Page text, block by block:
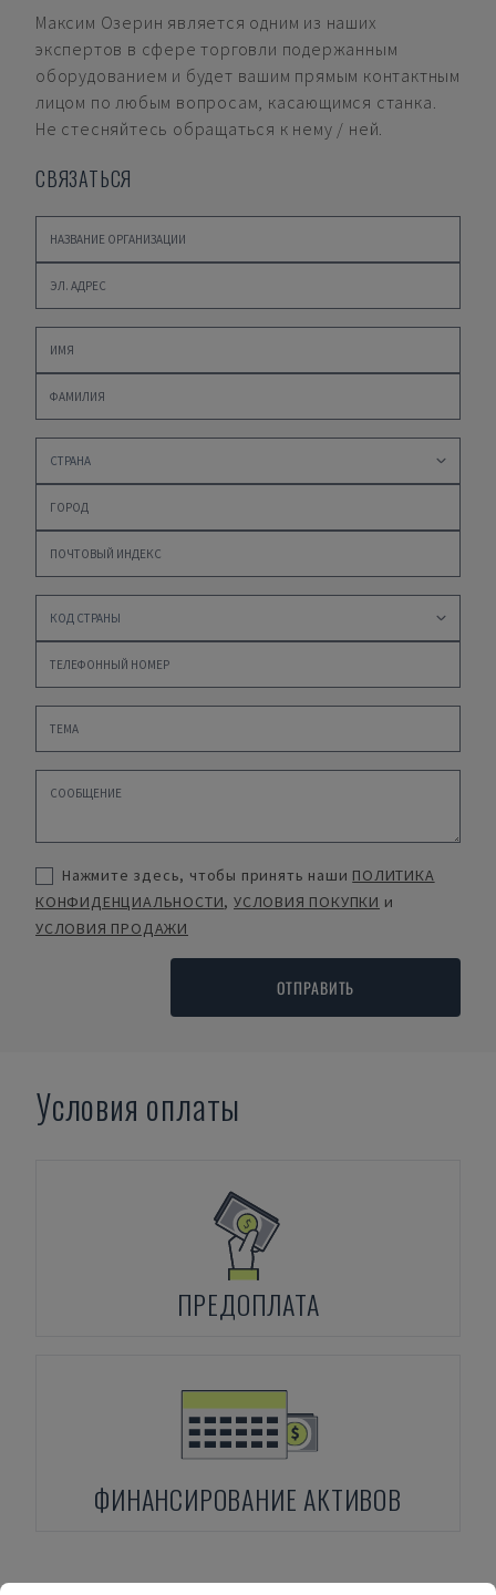
Максим Озерин является одним из наших
экспертов в сфере торговли подержанным
оборудованием и будет вашим прямым контактным
лицом по любым вопросам, касающимся станка.
Не стесняйтесь обращаться к нему / ней.
СВЯЗАТЬСЯ
Нажмите здесь, чтобы принять наши ПОЛИТИКА
КОНФИДЕНЦИАЛЬНОСТИ,УСЛОВИЯ ПОКУПКИ и
УСЛОВИЯ ПРОДАЖИ
ОТПРАВИТЬ
Условия оплаты
ПРЕДОПЛАТА
ФИНАНСИРОВАНИЕ АКТИВОВ